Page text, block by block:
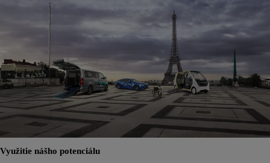
Využitie nášho potenciálu